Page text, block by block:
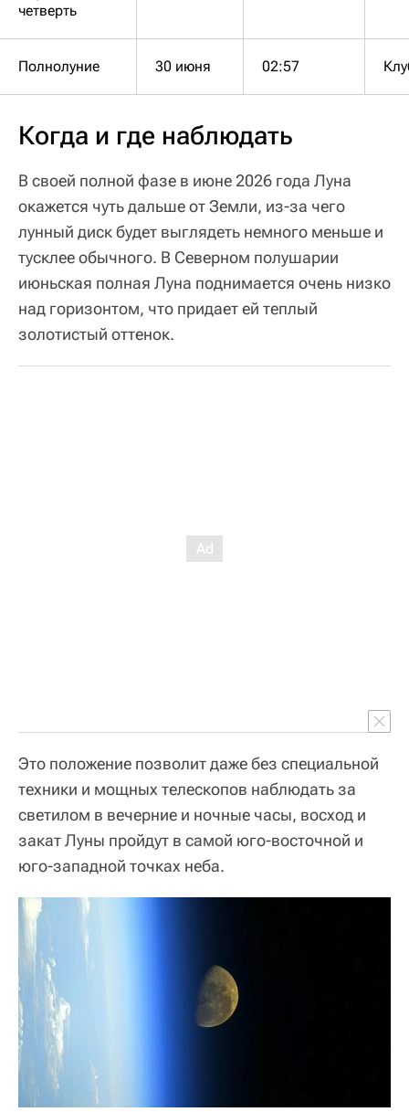
четверть
Полнолуние 30 июня 02:57
Когда и где наблюдать
В своей полной фазе в июне 2026 года Луна
окажется чуть дальше от Земли, из-за чего
лунный диск будет выглядеть немного меньше и
тусклее обычного. В Северном полушарии
июньская полная Луна поднимается очень низко
над горизонтом, что придает ей теплый
золотистый оттенок.
Это положение позволит даже без специальной
техники и мощных телескопов наблюдать за
светилом в вечерние и ночные часы, восход и
закат Луны пройдут в самой юго-восточной и
юго-западной точках неба.